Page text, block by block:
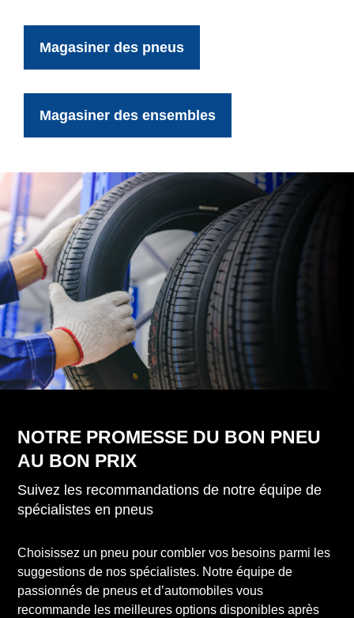
Magasiner des pneus
Magasiner des ensembles
NOTRE PROMESSE DU BON PNEU
AU BON PRIX
Suivez les recommandations de notre équipe de
spécialistes en pneus
Choisissez un pneu pour combler vos besoins parmi les
suggestions de nos spécialistes. Notre équipe de
passionnés de pneus et d’automobiles vous
recommande les meilleures options disponibles après